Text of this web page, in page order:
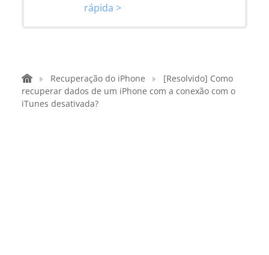
rápida >
Recuperação do iPhone
[Resolvido] Como
recuperar dados de um iPhone com a conexão com o
iTunes desativada?